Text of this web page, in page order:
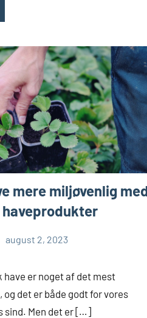
mere miljøvenlig
august 2, 2023
have er noget af det mest
det er både godt for vores
sind. Men det er […]